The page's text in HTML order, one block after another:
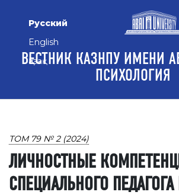
Русский
English
Қазақ
ВЕСТНИК КАЗНПУ ИМЕНИ
ПСИХОЛОГИЯ
ТОМ 79 № 2 (2024)
ЛИЧНОСТНЫЕ
СПЕЦИАЛЬНОГО ПЕДАГОГА